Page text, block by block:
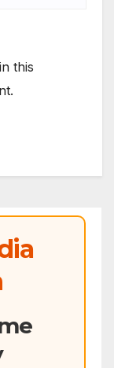
this